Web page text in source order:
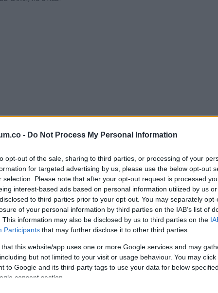
- Do Not Process My Personal Information
opt-out of the sale, sharing to third parties, or processing of your
for targeted advertising by us, please use the below opt-out
selection. Please note that after your opt-out request is processed
interest-based ads based on personal information utilized by us
to third parties prior to your opt-out. You may separately
of your personal information by third parties on the IAB’s list of
This information may also be disclosed by us to third parties on the
Participants that may further disclose it to other third parties.
that this website/app uses one or more Google services and may
but not limited to your visit or usage behaviour. You may
to Google and its third-party tags to use your data for below
consent section.
jelzés
Inkább bizonyíték arra, hogy valami bántja a vese
és az is átcsúszna rajta, aminek nem kellene.
Magas vérnyomás esetén sokaknál megjelenhet
alakul ki élete során vesekárosodás. Emellett túlsúly,
Sokáig nem okoz feltűnő panaszt. Emiatt sokan csak későn
A habos vizelet és a proteinuria csak a felszín lehet,